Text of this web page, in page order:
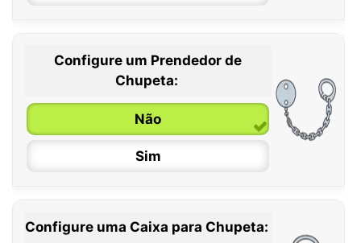
0 / 6 meses
6 / 36 meses
Configure um Prendedor de
Chupeta:
Não
Sim
Configure uma Caixa para Chupeta: